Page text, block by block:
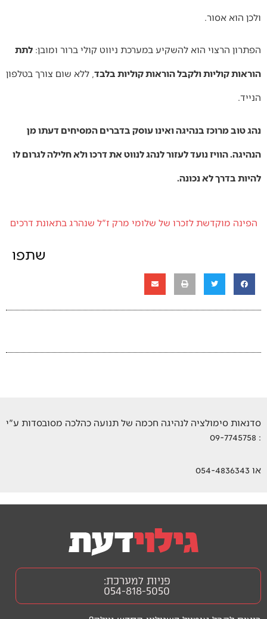
ולכן הוא אסור.
הפתרון הרצוי הוא להשקיע במערכת ניווט קולי ברור ומובן: לתת
הוראות קוליות ולקבל הוראות קוליות בלבד , ללא שום צורך בטלפון
הנייד.
נהג טוב מרוכז בנהיגה ואינו עוסק בדברים המסיחים דעתו מן
הנהיגה. הוויז נועד לעזור לנהג לנווט את דרכו ולא חלילה לגרום לו
להיות בדרך לא נכונה.
הפינה מוקדשת לזכרו של שלומי מרק ז"ל שנהרג בתאונת דרכים
שתפו
סדנאות סימולציה לנהיגה חכמה של תנועה כהלכה מסובסדות ע"י
: 09-7745758
או 054-4836343
פניות למערכת:
054-818-5050